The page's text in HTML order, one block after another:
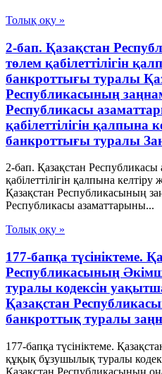
Толық оқу »
2-бап. Қазақстан
төлем қабілеттілігін
банкроттығы туралы
Республикасының
Республикасы
қабілеттілігін қалпына
банкроттығы туралы
2-бап. Қазақстан
қабілеттілігін қалпына
Қазақстан Республикасының
Республикасы азаматтарыны...
Толық оқу »
177-бапқа түсініктеме.
Республикасының
туралы кодексін
Қазақстан
банкроттық туралы
177-бапқа түсініктеме.
құқық бұзушылық туралы
Қазақстан Республикасының